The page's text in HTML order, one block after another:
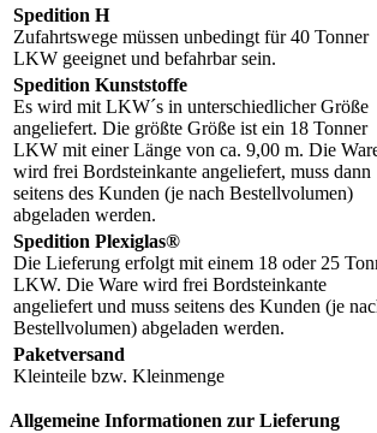
Spedition H
Zufahrtswege müssen unbedingt für 40 Tonner
LKW geeignet und befahrbar sein.
Spedition Kunststoffe
Es wird mit LKW´s in unterschiedlicher Größe
angeliefert. Die größte Größe ist ein 18 Tonner
LKW mit einer Länge von ca. 9,00 m. Die
wird frei Bordsteinkante angeliefert, muss dann
seitens des Kunden (je nach Bestellvolumen)
abgeladen werden.
Spedition Plexiglas®
Die Lieferung erfolgt mit einem 18 oder 25
LKW. Die Ware wird frei Bordsteinkante
angeliefert und muss seitens des Kunden (je
Bestellvolumen) abgeladen werden.
Paketversand
Kleinteile bzw. Kleinmenge
Allgemeine Informationen zur Lieferung